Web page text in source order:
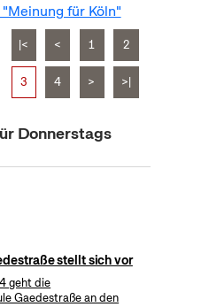
für Köln"
|< < 1 2
3 4 > >|
Donnerstags
stellt sich vor
geht die
Gaedestraße an den